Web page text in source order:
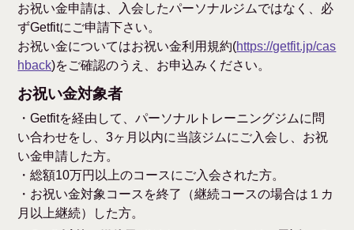
お祝い金申請は、入会したパーソナルジムではなく、必
ずGetfitにご申請下さい。
お祝い金についてはお祝い金利用規約(https://getfit.jp/cas
hback)をご確認のうえ、お申込みください。
お祝い金対象者
・Getfitを経由して、パーソナルトレーニングジムに問
い合わせをし、3ヶ月以内に当該ジムにご入会し、お祝
い金申請した方。
・総額10万円以上のコースにご入会された方。
・お祝い金対象コースを終了（継続コースの場合は１カ
月以上継続）した方。